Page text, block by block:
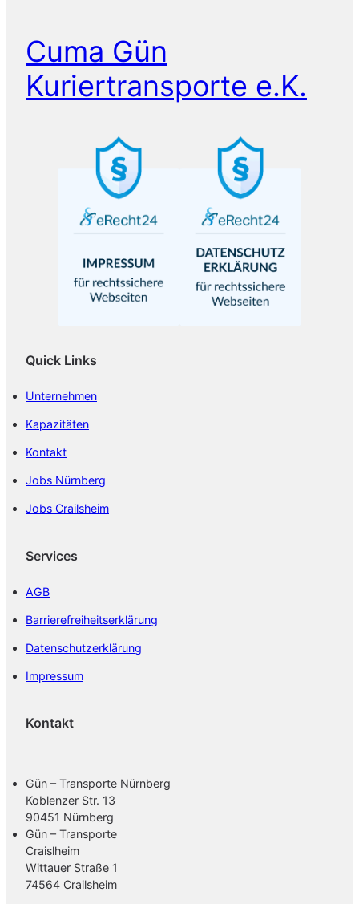
Cuma Gün
Kuriertransporte e.K.
Quick Links
Unternehmen
Kapazitäten
Kontakt
Jobs Nürnberg
Jobs Crailsheim
Services
AGB
Barrierefreiheitserklärung
Datenschutzerklärung
Impressum
Kontakt
Gün – Transporte Nürnberg
Koblenzer Str. 13
90451 Nürnberg
Gün – Transporte
Craislheim
Wittauer Straße 1
74564 Crailsheim